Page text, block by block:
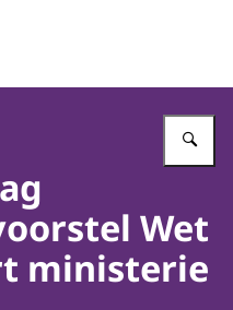
Sportraad
Wet
ministerie